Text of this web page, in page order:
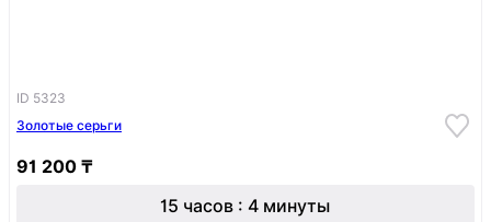
ID 5323
Золотые серьги
91 200 ₸
15 часов : 4 минуты